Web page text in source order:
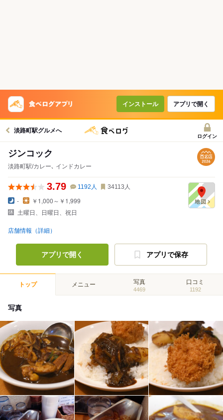
インストール アプリで開く
淡路町駅グルメへ
ログイン
ジンコック
淡路町駅/カレー､ インドカレー
3.79 1192 人 34113 人
-
￥1,000～￥1,999
土曜日、日曜日、祝日
店舗情報（詳細）
アプリで開く アプリで保存
トップ メニュー 写真
4469
口コミ
1192
写真